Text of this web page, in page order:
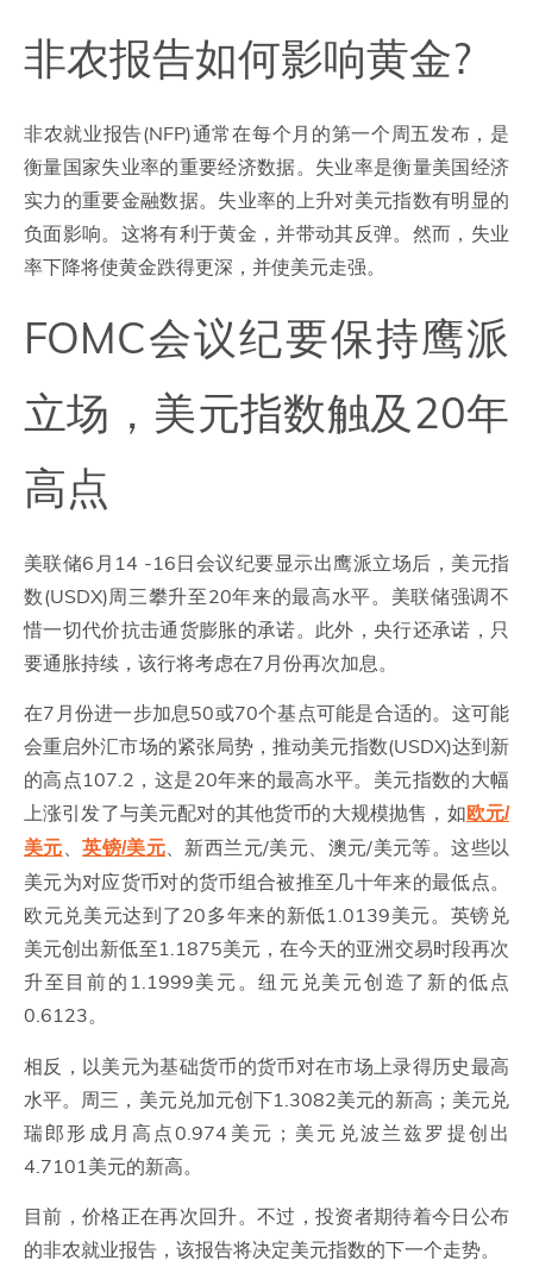
非农报告如何影响黄金?
非农就业报告(NFP)通常在每个月的第一个周五发布，是
衡量国家失业率的重要经济数据。失业率是衡量美国经济
实力的重要金融数据。失业率的上升对美元指数有明显的
负面影响。这将有利于黄金，并带动其反弹。然而，失业
率下降将使黄金跌得更深，并使美元走强。
FOMC会议纪要保持鹰派
立场，美元指数触及20年
高点
美联储6月14 -16日会议纪要显示出鹰派立场后，美元指
数(USDX)周三攀升至20年来的最高水平。美联储强调不
惜一切代价抗击通货膨胀的承诺。此外，央行还承诺，只
要通胀持续，该行将考虑在7月份再次加息。
在7月份进一步加息50或70个基点可能是合适的。这可能
会重启外汇市场的紧张局势，推动美元指数(USDX)达到新
的高点107.2，这是20年来的最高水平。美元指数的大幅
上涨引发了与美元配对的其他货币的大规模抛售，如欧元/
美元、英镑/美元、新西兰元/美元、澳元/美元等。这些以
美元为对应货币对的货币组合被推至几十年来的最低点。
欧元兑美元达到了20多年来的新低1.0139美元。英镑兑
美元创出新低至1.1875美元，在今天的亚洲交易时段再次
升至目前的1.1999美元。纽元兑美元创造了新的低点
0.6123。
相反，以美元为基础货币的货币对在市场上录得历史最高
水平。周三，美元兑加元创下1.3082美元的新高；美元兑
瑞郎形成月高点0.974美元；美元兑波兰兹罗提创出
4.7101美元的新高。
目前，价格正在再次回升。不过，投资者期待着今日公布
的非农就业报告，该报告将决定美元指数的下一个走势。